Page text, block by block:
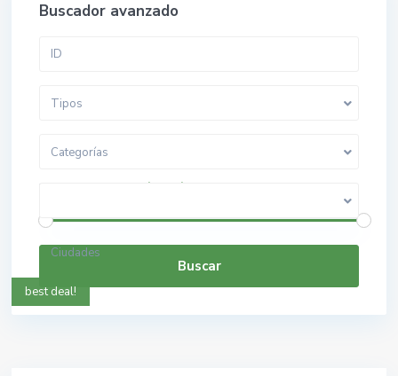
Buscador avanzado
Tipos
Categorías
Rango de precios: $ 0 a $ 5.000.000.000
Ciudades
Buscar
best deal!